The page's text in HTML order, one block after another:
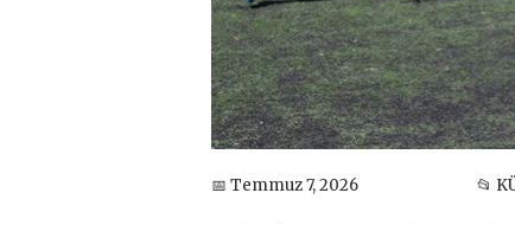
📅 Temmuz 7, 2026 📂